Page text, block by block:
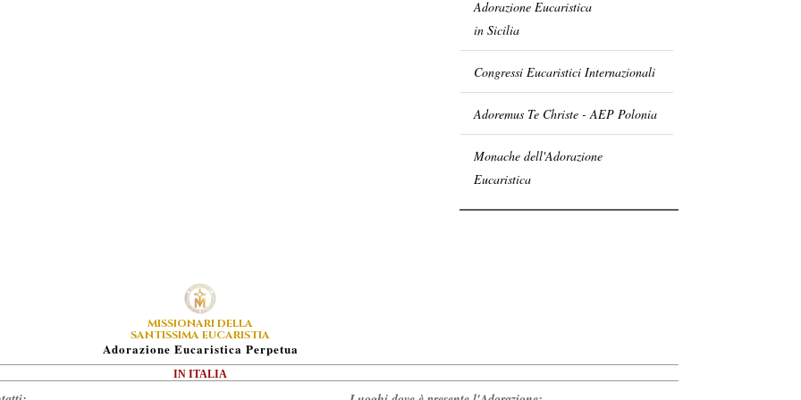
Adorazione Eucaristica
in Sicilia
Congressi Eucaristici Internazionali
Adoremus Te Christe - AEP Polonia
Monache dell'Adorazione
Eucaristica
MISSIONARI DELLA
SANTISSIMA EUCARISTIA
ADorazione EUcaristica PErpetua
IN ITALIA